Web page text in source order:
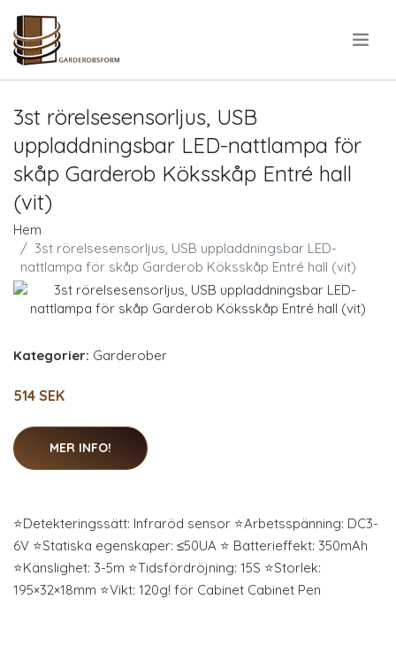
3st rörelsesensorljus, USB
uppladdningsbar LED-nattlampa för
skåp Garderob Köksskåp Entré hall
(vit)
Hem
3st rörelsesensorljus, USB uppladdningsbar LED-
nattlampa för skåp Garderob Köksskåp Entré hall (vit)
Kategorier: Garderober
514 SEK
MER INFO!
⭐Detekteringssätt: Infraröd sensor ⭐Arbetsspänning: DC3-
6V ⭐Statiska egenskaper: ≤50UA ⭐ Batterieffekt: 350mAh
⭐Känslighet: 3-5m ⭐Tidsfördröjning: 15S ⭐Storlek:
195×32×18mm ⭐Vikt: 120g! för Cabinet Cabinet Pen